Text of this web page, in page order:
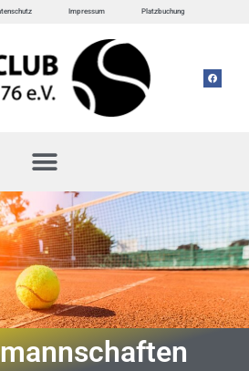
Impressum Platzbuchung